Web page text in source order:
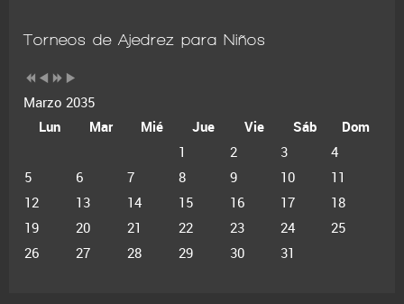
Torneos de Ajedrez para Niños
Marzo 2035
Lun
Mar Mié Jue Vie Sáb
Dom
1
2 3
4
5
6 7 8 9 10
11
12
13 14 15 16 17
18
19
20 21 22 23 24
25
26
27 28 29 30 31